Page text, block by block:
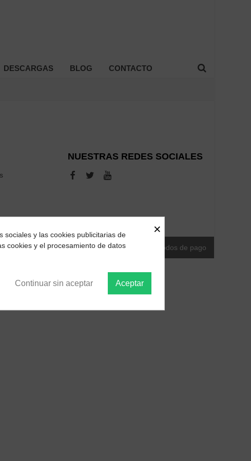
DESCARGAS BLOG CONTACTO
NUESTRAS REDES SOCIALES
×
sociales y las cookies publicitarias de
cookies y el procesamiento de datos
Aceptar
Continuar sin aceptar